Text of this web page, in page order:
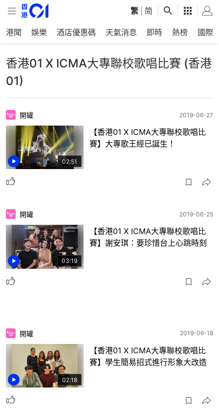
繁 简
港聞 娛樂 酒店優惠碼 天氣消息 即時 熱榜 國際
香港01 X ICMA大專聯校歌唱比賽 (香港
01)
02:51
開罐 2019-06-27
【香港01 X ICMA大專聯校歌唱比
賽】大專歌王經已誕生！
03:19
開罐 2019-06-25
【香港01 X ICMA大專聯校歌唱比
賽】謝安琪：要珍惜台上心跳時刻
02:18
開罐 2019-06-18
【香港01 X ICMA大專聯校歌唱比
賽】學生簡易招式進行形象大改造